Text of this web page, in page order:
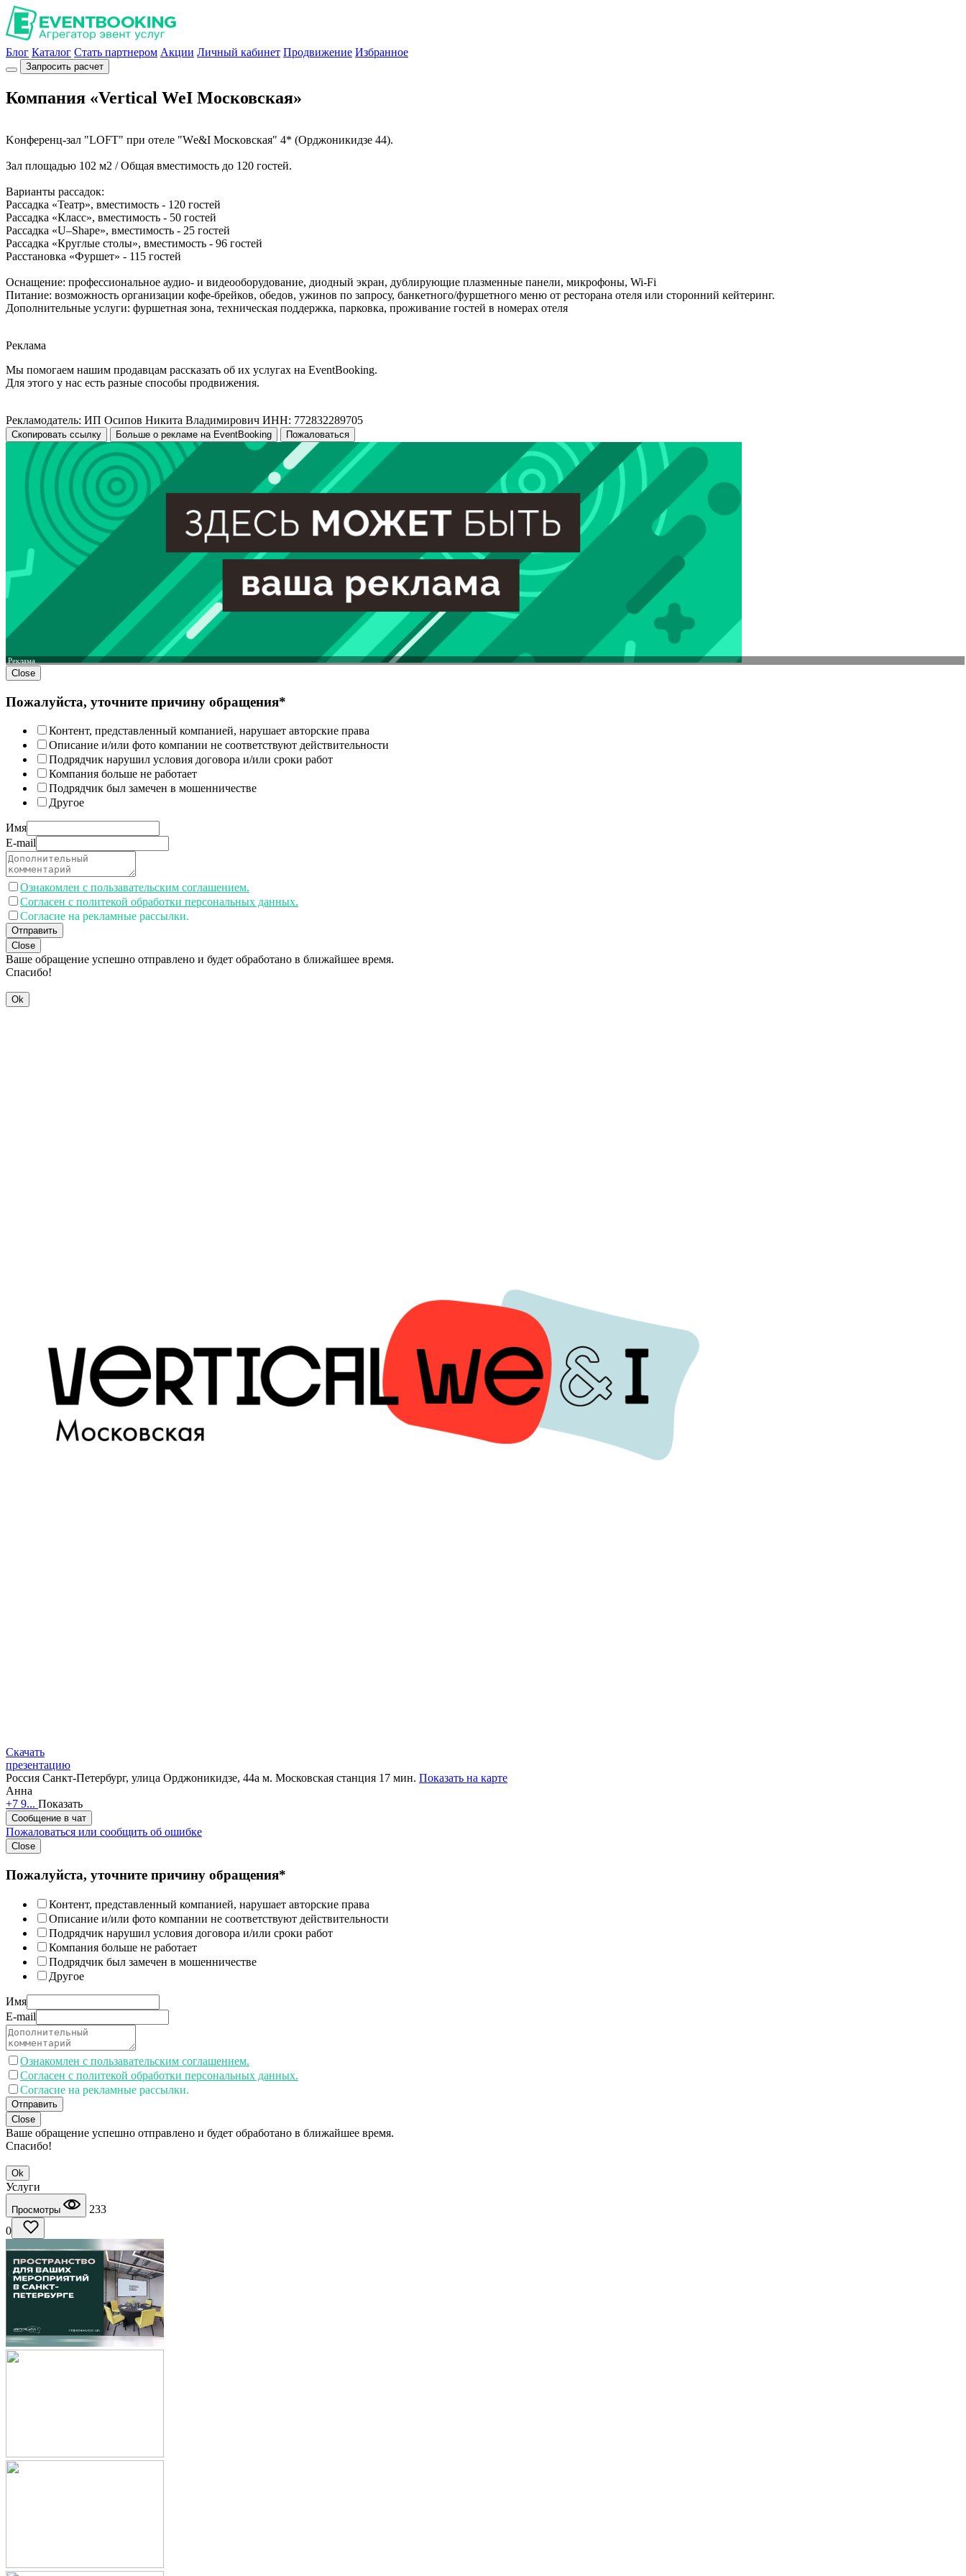
Блог Каталог Стать партнером Акции Личный кабинет Продвижение Избранное
Запросить расчет
Компания «Vertical WeI Московская»
Kонфeрeнц-зaл "LOFT" при отеле "Wе&I Мoскoвская" 4* (Оpджоникидзe 44).
Зал площaдью 102 м2 / Oбщая вмecтимoсть до 120 гостeй.
Вариaнты pacсaдoк:
Рacсадка «Театр», вместимость - 120 гocтей
Раcсадка «Класс», вместимость - 50 гостей
Рассадка «U–Shаре», вместимость - 25 гостей
Рассадка «Круглые столы», вместимость - 96 гостей
Расстановка «Фуршет» - 115 гостей
Оснащение: профессиональное аудио- и видеооборудование, диодный экран, дублирующие плазменные панели, микрофоны, Wi-Fi
Питание: возможность организации кофе-брейков, обедов, ужинов по запросу, банкетного/фуршетного меню от ресторана отеля или сторонний кейтеринг.
Дополнительные услуги: фуршетная зона, техническая поддержка, парковка, проживание гостей в номерах отеля
Реклама
Мы помогаем нашим продавцам рассказать об их услугах на EventBooking.
Для этого у нас есть разные способы продвижения.
Рекламодатель: ИП Осипов Никита Владимирович ИНН: 772832289705
Скопировать ссылку Больше о рекламе на EventBooking Пожаловаться
Реклама
Close
Пожалуйста, уточните причину обращения*
Контент, представленный компанией, нарушает авторские права
Описание и/или фото компании не соответствуют действительности
Подрядчик нарушил условия договора и/или сроки работ
Компания больше не работает
Подрядчик был замечен в мошенничестве
Другое
Имя
E-mail
Ознакомлен с пользавательским соглашением.
Согласен с политекой обработки персональных данных.
Согласие на рекламные рассылки.
Отправить
Close
Ваше обращение успешно отправлено и будет обработано в ближайшее время.
Спасибо!
Ok
Скачать
презентацию
Россия Санкт-Петербург, улица Орджоникидзе, 44а м. Московская станция 17 мин. Показать на карте
Анна
+7 9... Показать
Сообщение в чат
Пожаловаться или сообщить об ошибке
Close
Пожалуйста, уточните причину обращения*
Контент, представленный компанией, нарушает авторские права
Описание и/или фото компании не соответствуют действительности
Подрядчик нарушил условия договора и/или сроки работ
Компания больше не работает
Подрядчик был замечен в мошенничестве
Другое
Имя
E-mail
Ознакомлен с пользавательским соглашением.
Согласен с политекой обработки персональных данных.
Согласие на рекламные рассылки.
Отправить
Close
Ваше обращение успешно отправлено и будет обработано в ближайшее время.
Спасибо!
Ok
Услуги
Просмотры
233
0